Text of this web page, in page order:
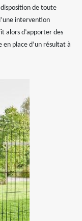
de toute
intervention
alors d’apporter des
en place d’un résultat à